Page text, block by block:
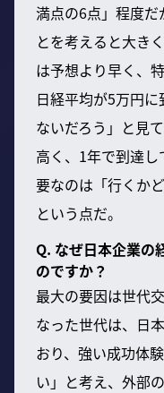
満点の6点」程度
とを考えると大き
は予想より早く、
日経平均が5万円
ないだろう」と見
高く、1年で到達
要なのは「行くか
という点だ。
Q. なぜ日本企業の
のですか？
最大の要因は世代
なった世代は、日
おり、強い成功体
い」と考え、外部